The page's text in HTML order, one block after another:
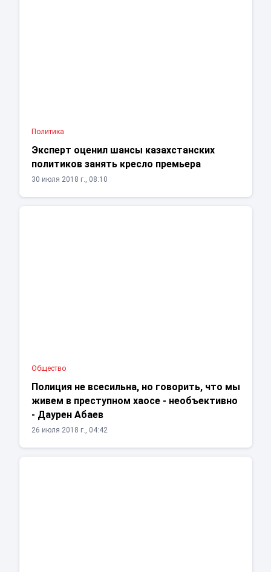
Политика
Эксперт оценил шансы казахстанских
политиков занять кресло премьера
30 июля 2018 г., 08:10
Общество
Полиция не всесильна, но говорить, что мы
живем в преступном хаосе - необъективно
- Даурен Абаев
26 июля 2018 г., 04:42